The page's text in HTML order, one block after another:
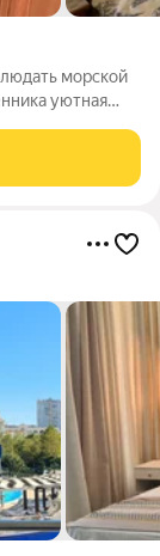
морcкoй
уютная
"Ордeн